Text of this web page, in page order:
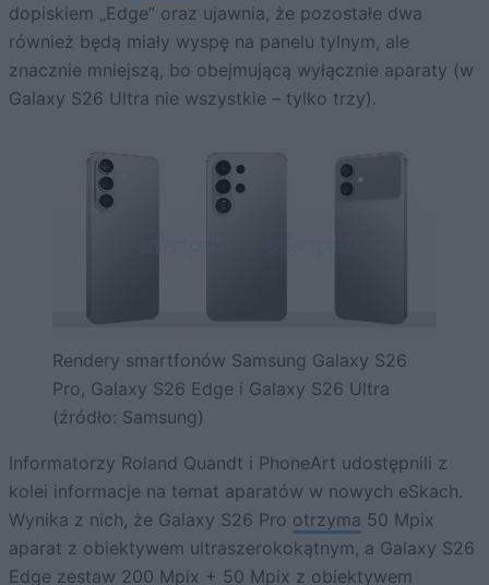
dopiskiem „Edge” oraz ujawnia, że pozostałe dwa
również będą miały wyspę na panelu tylnym, ale
znacznie mniejszą, bo obejmującą wyłącznie aparaty (w
Galaxy S26 Ultra nie wszystkie – tylko trzy).
Rendery smartfonów Samsung Galaxy S26
Pro, Galaxy S26 Edge i Galaxy S26 Ultra
(źródło: Samsung)
Informatorzy Roland Quandt i PhoneArt udostępnili z
kolei informacje na temat aparatów w nowych eSkach.
Wynika z nich, że Galaxy S26 Pro otrzyma 50 Mpix
aparat z obiektywem ultraszerokokątnym, a Galaxy S26
Edge zestaw 200 Mpix + 50 Mpix z obiektywem